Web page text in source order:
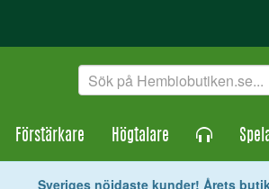
Förstärkare Högtalare
Sveriges nöjdaste kunder! Årets